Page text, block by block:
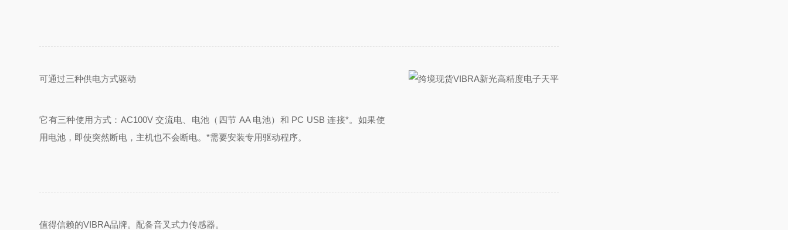
可通过三种供电方式驱动
它有三种使用方式：AC100V 交流电、电池（四节 AA 电池）和 PC USB 连接*。如果使
用电池，即使突然断电，主机也不会断电。*需要安装专用驱动程序。
值得信赖的VIBRA品牌。配备音叉式力传感器。